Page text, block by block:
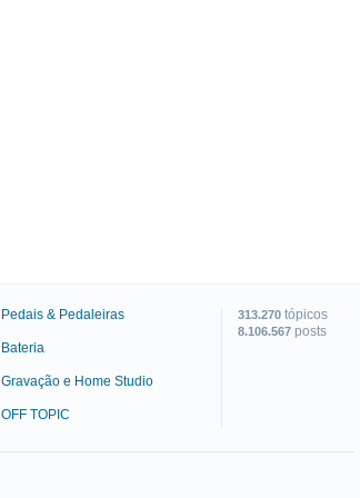
Pedais & Pedaleiras
Bateria
Gravação e Home Studio
OFF TOPIC
313.270 tópicos
8.106.567 posts